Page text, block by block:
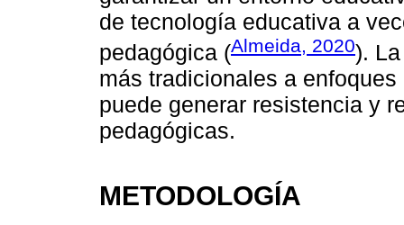
de tecnología educativa a
pedagógica (Almeida, 2020).
más tradicionales a
puede generar resistencia y
pedagógicas.
METODOLOGÍA